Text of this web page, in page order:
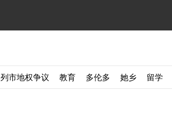
列市地权争议 教育 多伦多 她乡 留学